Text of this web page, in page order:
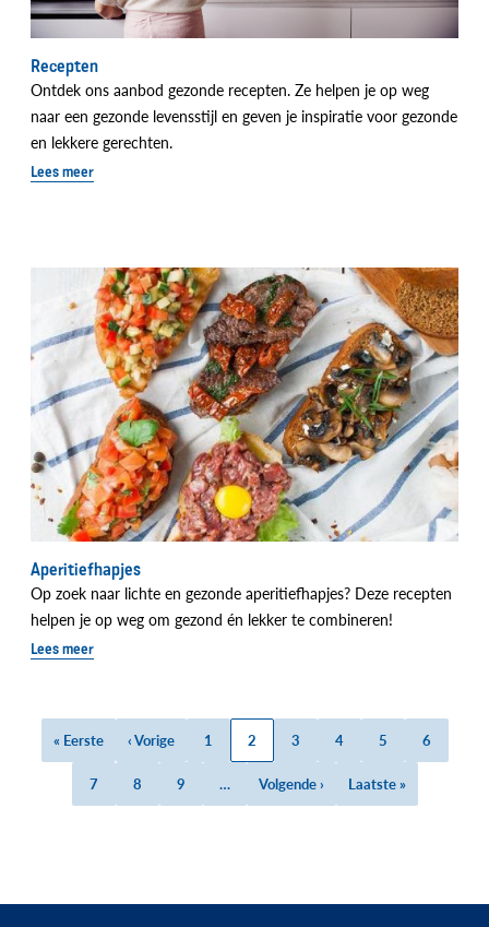
Recepten
Ontdek ons aanbod gezonde recepten. Ze helpen je op weg
naar een gezonde levensstijl en geven je inspiratie voor gezonde
en lekkere gerechten.
Lees meer
Aperitiefhapjes
Op zoek naar lichte en gezonde aperitiefhapjes? Deze recepten
helpen je op weg om gezond én lekker te combineren!
Lees meer
Paginatie
Eerste
pagina
« Eerste
Vorige
pagina
‹ Vorige Page
1
Huidige
pagina
2 Page
3 Page
4 Page
5 Page
6
Page
7 Page
8 Page
9 …
Volgende
Volgende ›
Laatste
Laatste »